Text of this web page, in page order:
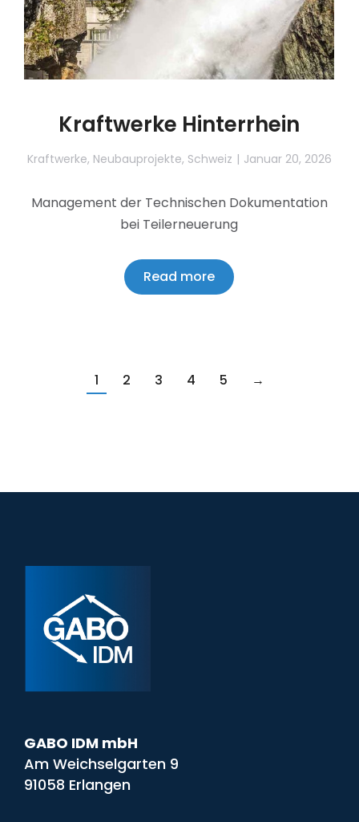
Kraftwerke Hinterrhein
Kraftwerke, Neubauprojekte, Schweiz Januar 20, 2026
Management der Technischen Dokumentation
bei Teilerneuerung
Read more
1 2 3 4 5 →
GABO IDM mbH
Am Weichselgarten 9
91058 Erlangen